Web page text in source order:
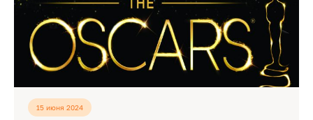
15 июня 2024